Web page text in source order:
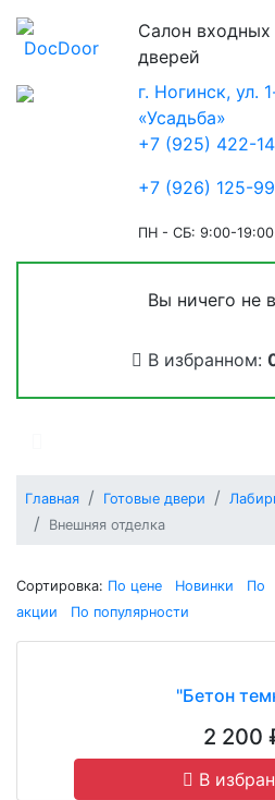
Салон
дверей
г. Ногинск, ул.
«Усадьба»
+7 (925) 422-
+7 (926) 125-
ПН - СБ: 9:00-19:00
Вы ничего не
В избранном:
Главная Готовые двери
Внешняя отделка
Сортировка: По цене Новинки
По
акции
По популярности
"Бетон
2 200
В